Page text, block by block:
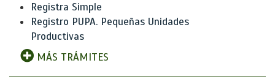
Registra Simple
Registro PUPA. Pequeñas Unidades
Productivas
MÁS TRÁMITES